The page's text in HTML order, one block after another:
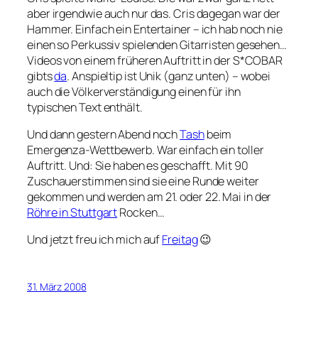
aber irgendwie auch nur das. Cris dagegan war der
Hammer. Einfach ein Entertainer – ich hab noch nie
einen so Perkussiv spielenden Gitarristen gesehen…
Videos von einem früheren Auftritt in der S*COBAR
gibtsda. Anspieltip ist Unik (ganz unten) – wobei
auch die Völkerverständigung einen für ihn
typischen Text enthält.
Und dann gestern Abend nochTashbeim
Emergenza-Wettbewerb. War einfach ein toller
Auftritt. Und: Sie haben es geschafft. Mit 90
Zuschauerstimmen sind sie eine Runde weiter
gekommen und werden am 21. oder 22. Mai in der
Röhre in StuttgartRocken…
Und jetzt freu ich mich aufFreitag😉
31. März 2008